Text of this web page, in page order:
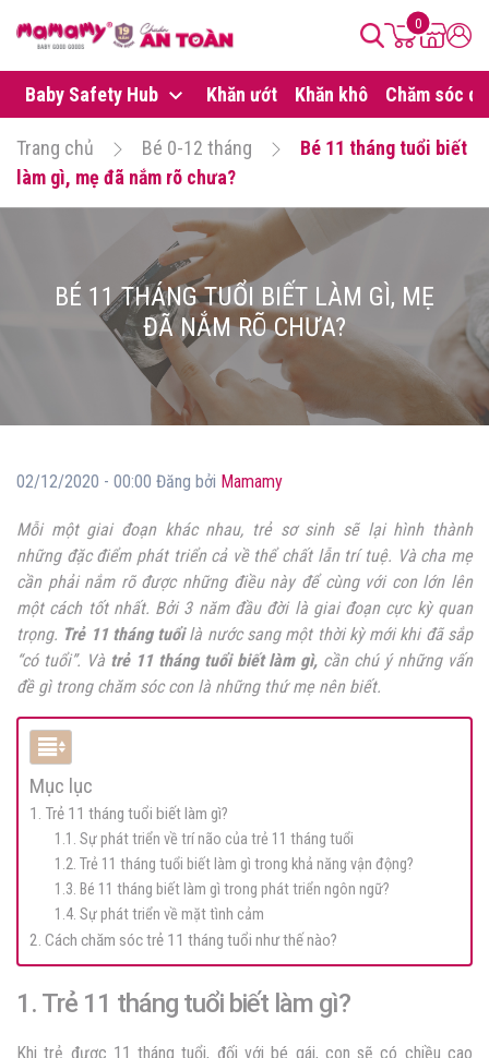
0
Baby Safety Hub Khăn ướt Khăn khô Chăm sóc da
Trang chủ Bé 0-12 tháng
Bé 11 tháng tuổi biết
làm gì, mẹ đã nắm rõ chưa?
BÉ 11 THÁNG TUỔI BIẾT LÀM GÌ, MẸ
ĐÃ NẮM RÕ CHƯA?
02/12/2020 - 00:00 Đăng bởi Mamamy
Mỗi một giai đoạn khác nhau, trẻ sơ sinh sẽ lại hình thành
những đặc điểm phát triển cả về thể chất lẫn trí tuệ. Và cha mẹ
cần phải nắm rõ được những điều này để cùng với con lớn lên
một cách tốt nhất. Bởi 3 năm đầu đời là giai đoạn cực kỳ quan
trọng. Trẻ 11 tháng tuổilà nước sang một thời kỳ mới khi đã sắp
“có tuổi”. Vàtrẻ 11 tháng tuổi biết làm gì, cần chú ý những vấn
đề gì trong chăm sóc con là những thứ mẹ nên biết.
Mục lục
1. Trẻ 11 tháng tuổi biết làm gì?
1.1. Sự phát triển về trí não của trẻ 11 tháng tuổi
1.2. Trẻ 11 tháng tuổi biết làm gì trong khả năng vận động?
1.3. Bé 11 tháng biết làm gì trong phát triển ngôn ngữ?
1.4. Sự phát triển về mặt tình cảm
2. Cách chăm sóc trẻ 11 tháng tuổi như thế nào?
1. Trẻ 11 tháng tuổi biết làm gì?
Khi trẻ được 11 tháng tuổi, đối với bé gái, con sẽ có chiều cao